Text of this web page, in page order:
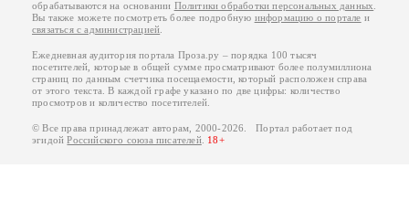
обрабатываются на основании Политики обработки персональных данных
Вы также можете посмотреть более подробную информацию о портале и
связаться с администрацией
Ежедневная аудитория портала Проза.ру – порядка 100 тысяч
посетителей, которые в общей сумме просматривают более полумиллиона
страниц по данным счетчика посещаемости, который расположен справа
от этого текста. В каждой графе указано по две цифры: количество
просмотров и количество посетителей.
© Все права принадлежат авторам, 2000-2026. Портал работает под
эгидойРоссийского союза писателей. 18+